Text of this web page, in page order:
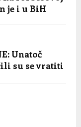
je i u BiH
Unatoč
su se vratiti